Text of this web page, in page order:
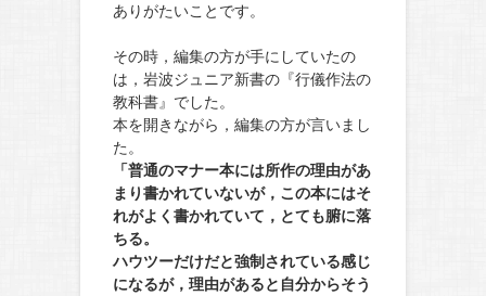
ありがたいことです。
その時，編集の方が手にしていたの
は，岩波ジュニア新書の『行儀作法の
教科書』でした。
本を開きながら，編集の方が言いまし
た。
「普通のマナー本には所作の理由があ
まり書かれていないが，この本にはそ
れがよく書かれていて，とても腑に落
ちる。
ハウツーだけだと強制されている感じ
になるが，理由があると自分からそう